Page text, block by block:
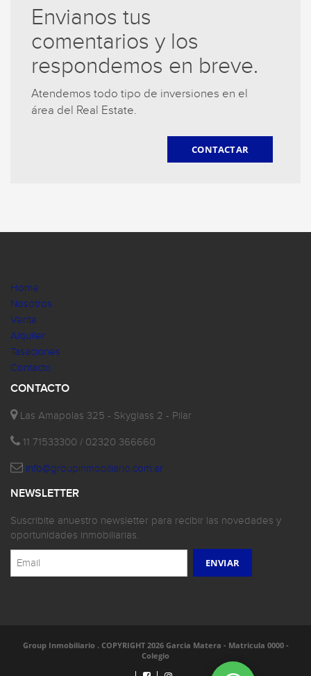
Envianos tus
comentarios y los
respondemos en breve.
Atendemos todo tipo de inversiones en el
área del Real Estate.
CONTACTAR
Home
Nosotros
Venta
Alquiler
Tasaciones
Contacto
CONTACTO
Las Amapolas 325 - Skyglass 2 - Pilar
11 71533300 / 02320 366660
info@groupinmobiliario.com.ar
NEWSLETTER
Suscribite anuestro newsletter para recibir las novedades y
oportunidades inmobiliarias.
Group Inmobiliario . COPYRIGHT 2026 Garcia Matera - Matricula 0000 -
Colegio